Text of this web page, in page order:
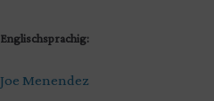
Englischsprachig:
Joe Menendez